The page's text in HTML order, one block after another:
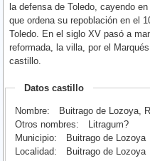
la defensa de Toledo, cayendo
que ordena su repoblación en el
Toledo. En el siglo XV pasó a
reformada, la villa, por el
castillo.
Datos castillo
Nombre:
Buitrago de Lozoya,
Otros nombres:
Litragum?
Municipio:
Buitrago de Lozoya
Localidad:
Buitrago de Lozoya